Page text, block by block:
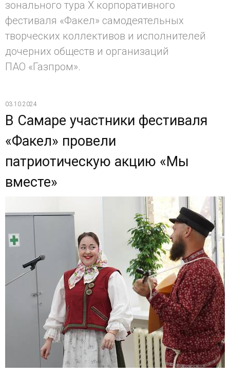
зонального тура X корпоративного
фестиваля «Факел» самодеятельных
творческих коллективов и исполнителей
дочерних обществ и организаций
ПАО «Газпром».
03.10.2024
В Самаре участники фестиваля
«Факел» провели
патриотическую акцию «Мы
вместе»